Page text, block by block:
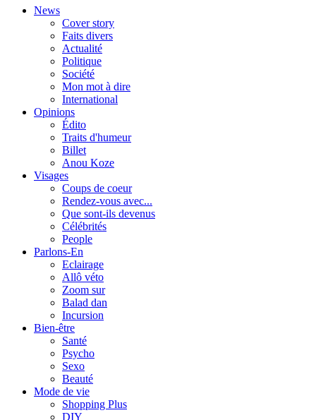
News
Cover story
Faits divers
Actualité
Politique
Société
Mon mot à dire
International
Opinions
Édito
Traits d'humeur
Billet
Anou Koze
Visages
Coups de coeur
Rendez-vous avec...
Que sont-ils devenus
Célébrités
People
Parlons-En
Eclairage
Allô véto
Zoom sur
Balad dan
Incursion
Bien-être
Santé
Psycho
Sexo
Beauté
Mode de vie
Shopping Plus
DIY